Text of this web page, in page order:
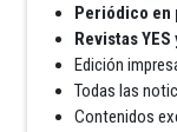
Periódico en
Revistas YES
Edición
Todas las
Contenidos